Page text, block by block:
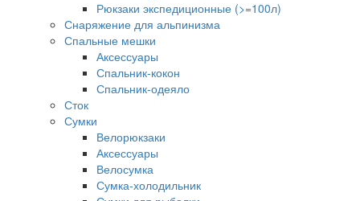
Рюкзаки экспедиционные (>=100л)
Снаряжение для альпинизма
Спальные мешки
Аксессуары
Спальник-кокон
Спальник-одеяло
Сток
Сумки
Велорюкзаки
Аксессуары
Велосумка
Сумка-холодильник